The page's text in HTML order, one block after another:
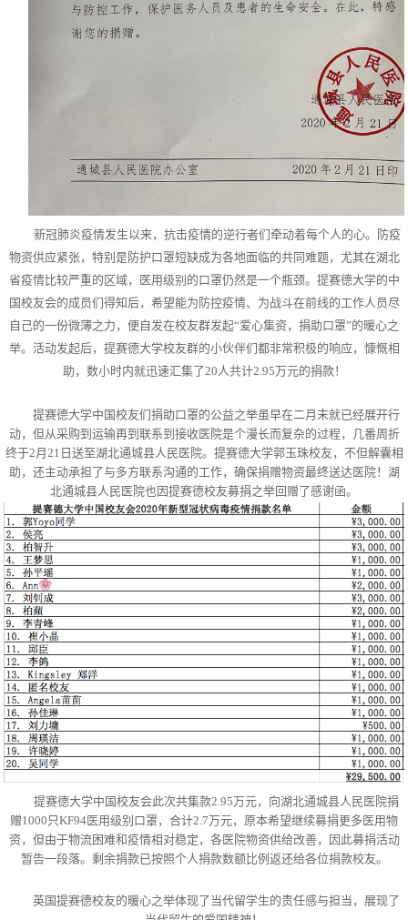
新冠肺炎疫情发生以来，抗击疫情的逆行者们牵动着每个人的心。
防疫
物资供应紧张， 特别是防护口罩短缺成为各地面临的共同难题，尤其在湖北
省疫情比较严重的区域，医用级别的口罩仍然是一个瓶颈。提赛德大学的中
国校友会的成员们得知后，希望能为防控疫情、为战斗在前线的工作人员尽
自己的一份微薄之力，便自发在校友群发起“爱心集资，捐助口罩”的暖心之
举。活动发起后，提赛德大学校友群的小伙伴们都非常积极的响应，慷慨相
助，数小时内就迅速汇集了20人共计2.95万元的捐款！
提赛德大学中国校友们捐助口罩的公益之举虽早在二月末就已经展开行
动，但从采购到运输再到联系到接收医院是个漫长而复杂的过程，几番周折
终于2月21日送至湖北通城县人民医院。提赛德大学郭玉珠校友，不但解囊相
助，还主动承担了与多方联系沟通的工作，确保捐赠物资最终送达医院！湖
北通城县人民医院也因提赛德校友募捐之举回赠了感谢函。
提赛德大学中国校友会此次共集款2.95万元，向湖北通城县人民医院捐
赠1000只KF94医用级别口罩，合计2.7万元，原本希望继续募捐更多医用物
资，但由于物流困难和疫情相对稳定，各医院物资供给改善，因此募捐活动
暂告一段落。剩余捐款已按照个人捐款数额比例返还给各位捐款校友。
英国提赛德校友的暖心之举体现了当代留学生的责任感与担当，展现了